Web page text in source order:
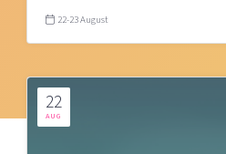
22-23 August
22
AUG